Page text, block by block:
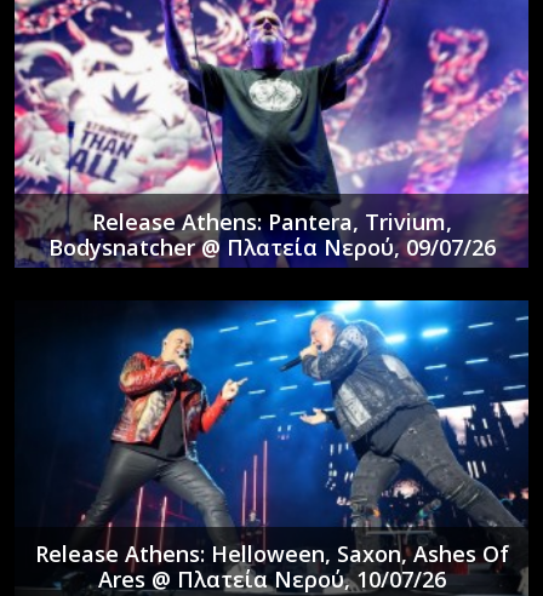
Release Athens: Pantera, Trivium,
Bodysnatcher @ Πλατεία Νερού, 09/07/26
Release Athens: Helloween, Saxon, Ashes Of
Ares @ Πλατεία Νερού, 10/07/26